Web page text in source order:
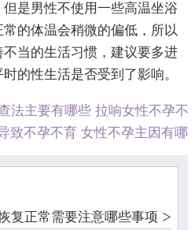
是男性不使用一些高温坐浴
的体温会稍微的偏低，所以
当的生活习惯，建议要多进
的性生活是否受到了影响。
法主要有哪些 拉响女性不孕不
致不孕不育 女性不孕主因有哪
复正常需要注意哪些事项 >